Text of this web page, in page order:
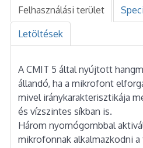
Felhasználási terület
Letöltések
A CMIT 5 által nyújtott
állandó, ha a mikrofont
mivel iránykarakterisztikája
és vízszintes síkban is.
Három nyomógombbal
mikrofonnak alkalmazkodni